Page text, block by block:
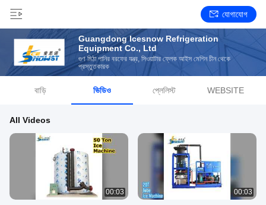
যোগাযোগ
Guangdong Icesnow Refrigeration
Equipment Co., Ltd
গুণ মিঠা পানির বরফের যন্ত্র, সিওয়াটার ফ্লেক আইস মেশিন চীন থেকে
প্রস্তুতকারক
বাড়ি ভিডিও প্লেলিস্ট WEBSITE
All Videos
00:03 00:03